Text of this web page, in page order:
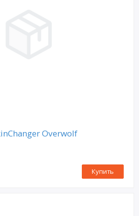
Overwolf
Купить